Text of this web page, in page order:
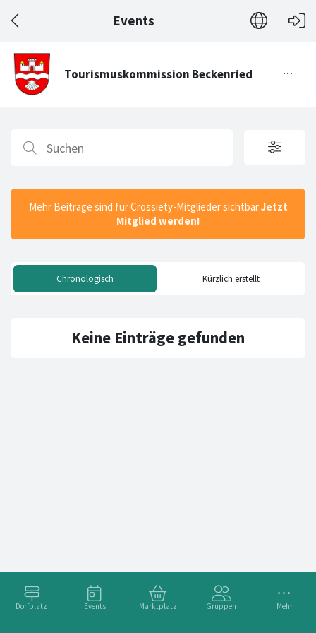
Events
Dorfplatz Events Marktplatz Gruppen Mehr
Mehr Beiträge sind für Crossiety-Mitglieder sichtbarJetzt
Mitglied werden!
Chronologisch Kürzlich erstellt
Keine Einträge gefunden